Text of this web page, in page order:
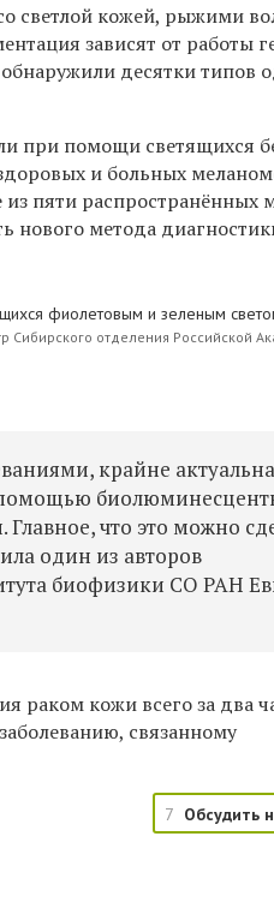
светлой кожей, рыжими
зависят от работы
десятки типов
при помощи светящихся
и больных
пяти распространённых
нового метода
фиолетовым и зеленым
Сибирского отделения Российской
крайне
помощью
что это можно
один из авторов
биофизики СО РАН
раком кожи всего за два
связанному
7 Обсудить